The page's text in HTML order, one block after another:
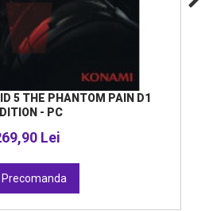
5 THE PHANTOM PAIN D1
- PC
Lei
Precomanda